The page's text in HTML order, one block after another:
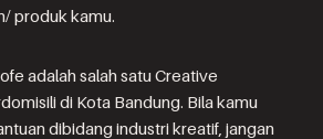
produk kamu.
adalah salah satu Creative
di Kota Bandung. Bila kamu
dibidang industri kreatif, jangan